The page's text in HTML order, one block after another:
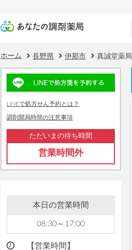
ホーム 長野県 伊那市 真誠堂薬局
LINEで処方せん予約とは？
調剤開局時間の注意事項
ただいまの待ち時間
営業時間外
本日の営業時間
08:30～17:00
【営業時間】